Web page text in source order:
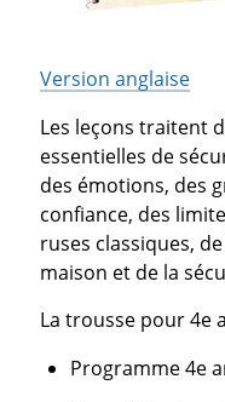
Version anglaise
Les leçons traitent
essentielles de
des émotions, des
confiance, des
ruses classiques,
maison et de la
La trousse pour 4e
Programme 4e